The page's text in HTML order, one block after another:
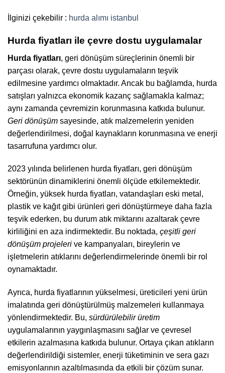
İlginizi çekebilir : hurda alımı istanbul
Hurda fiyatları ile çevre dostu uygulamalar
Hurda fiyatları, geri dönüşüm süreçlerinin önemli bir
parçası olarak, çevre dostu uygulamaların teşvik
edilmesine yardımcı olmaktadır. Ancak bu bağlamda, hurda
satışları yalnızca ekonomik kazanç sağlamakla kalmaz;
aynı zamanda çevremizin korunmasına katkıda bulunur.
Geri dönüşüm sayesinde, atık malzemelerin yeniden
değerlendirilmesi, doğal kaynakların korunmasına ve enerji
tasarrufuna yardımcı olur.
2023 yılında belirlenen hurda fiyatları, geri dönüşüm
sektörünün dinamiklerini önemli ölçüde etkilemektedir.
Örneğin, yüksek hurda fiyatları, vatandaşları eski metal,
plastik ve kağıt gibi ürünleri geri dönüştürmeye daha fazla
teşvik ederken, bu durum atık miktarını azaltarak çevre
kirliliğini en aza indirmektedir. Bu noktada, çeşitli geri
dönüşüm projeleri ve kampanyaları, bireylerin ve
işletmelerin atıklarını değerlendirmelerinde önemli bir rol
oynamaktadır.
Ayrıca, hurda fiyatlarının yükselmesi, üreticileri yeni ürün
imalatında geri dönüştürülmüş malzemeleri kullanmaya
yönlendirmektedir. Bu, sürdürülebilir üretim
uygulamalarının yaygınlaşmasını sağlar ve çevresel
etkilerin azalmasına katkıda bulunur. Ortaya çıkan atıkların
değerlendirildiği sistemler, enerji tüketiminin ve sera gazı
emisyonlarının azaltılmasında da etkili bir çözüm sunar.